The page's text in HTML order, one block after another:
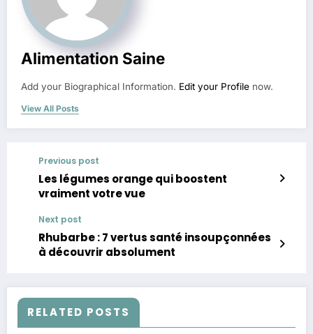
Alimentation Saine
Add your Biographical Information. Edit your Profile now.
View All Posts
Previous post
Les légumes orange qui boostent
vraiment votre vue
Next post
Rhubarbe : 7 vertus santé insoupçonnées
à découvrir absolument
RELATED POSTS